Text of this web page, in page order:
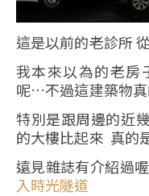
這是以前的老診所
我本來以為的老房
呢…不過這建築物
特別是跟周邊的近
的大樓比起來 真的
遠見雜誌有介紹過喔
入時光隧道